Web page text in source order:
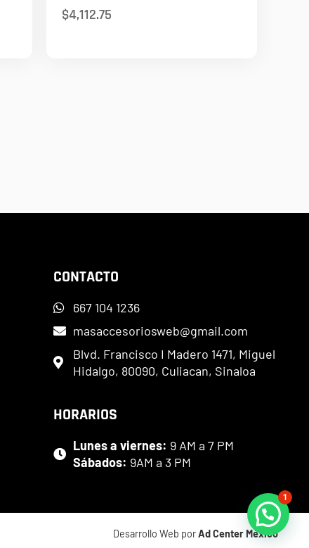
$4,112.75
CONTACTO
667 104 1236
masaccesoriosweb@gmail.com
Blvd. Francisco I Madero 1471, Miguel
Hidalgo, 80090, Culiacan, Sinaloa
HORARIOS
Lunes a viernes: 9 AM a 7 PM
Sábados: 9AM a 3 PM
Desarrollo Web porAd Center México
1